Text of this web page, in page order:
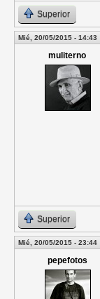
Superior
Mié, 20/05/2015 - 14:43
muliterno
Superior
Mié, 20/05/2015 - 23:44
pepefotos